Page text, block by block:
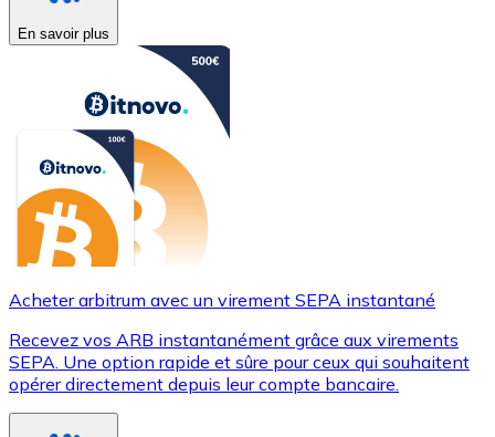
En savoir plus
Acheter arbitrum avec un virement SEPA instantané
Recevez vos ARB instantanément grâce aux virements
SEPA. Une option rapide et sûre pour ceux qui souhaitent
opérer directement depuis leur compte bancaire.